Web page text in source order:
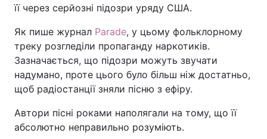
її через серйозні підозри уряду США.
Як пише журнал Parade, у цьому фольклорному
треку розгледіли пропаганду наркотиків.
Зазначається, що підозри можуть звучати
надумано, проте цього було більш ніж достатньо,
щоб радіостанції зняли пісню з ефіру.
Автори пісні роками наполягали на тому, що її
абсолютно неправильно розуміють.